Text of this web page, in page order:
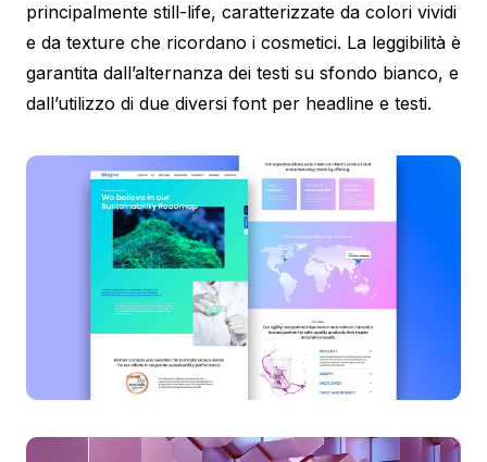
principalmente still-life, caratterizzate da colori vividi
e da texture che ricordano i cosmetici. La leggibilità è
garantita dall’alternanza dei testi su sfondo bianco, e
dall’utilizzo di due diversi font per headline e testi.